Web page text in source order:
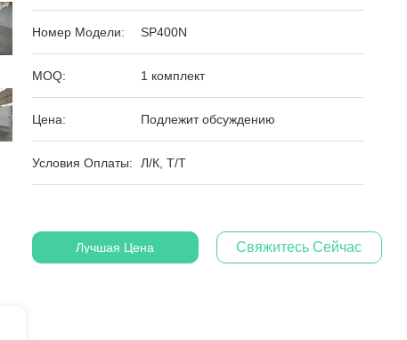
Номер Модели: SP400N
MOQ: 1 комплект
Цена: Подлежит обсуждению
Условия Оплаты: Л/К, Т/Т
Лучшая Цена Свяжитесь Сейчас